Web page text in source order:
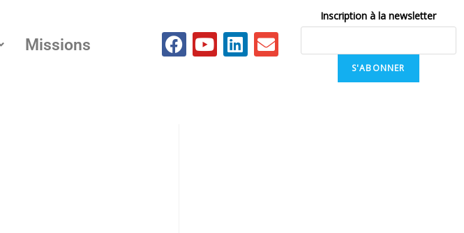
Missions
Inscription à la newsletter
S'ABONNER